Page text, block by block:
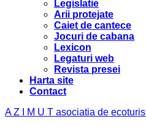
Legislatie
Arii protejate
Caiet de cantece
Jocuri de cabana
Lexicon
Legaturi web
Revista presei
Harta site
Contact
A Z I M U T asociatia de